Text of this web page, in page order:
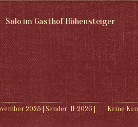
Solo im Gasthof Höhensteiger
2025|Sender: 11-2026| Keine